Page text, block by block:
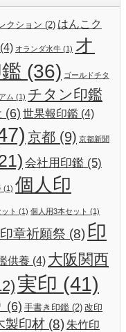
クション (2) はんこク
(4) オランダ水牛 (1) オ
(36) ゴールドチタ
ム (1) チタン印鑑
(6) 世果報印鑑 (4)
京都 (9) 京都新聞
会社用印鑑 (5)
(1) 個人印
ト (1) 個人用3本セット (1)
印章祈願祭 (8) 印
供養 (4) 大阪関西
実印 (41)
(6) 手書き印鑑 (2) 改印
製印材 (8)朱竹印